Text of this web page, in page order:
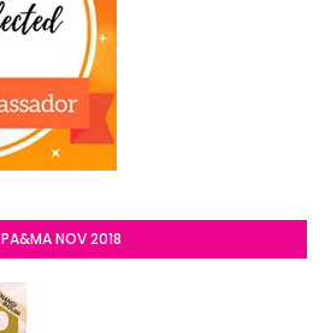
PA&MA NOV 2018